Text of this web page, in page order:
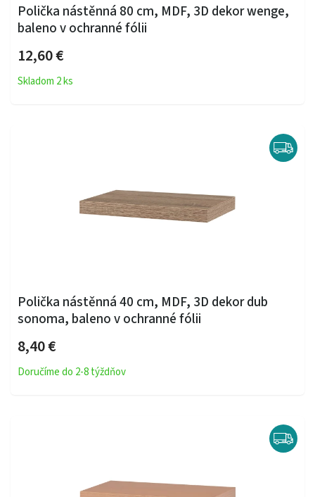
Polička nástěnná 80 cm, MDF, 3D dekor wenge,
baleno v ochranné fólii
12,60 €
Skladom 2 ks
Polička nástěnná 40 cm, MDF, 3D dekor dub
sonoma, baleno v ochranné fólii
8,40 €
Doručíme do 2-8 týždňov